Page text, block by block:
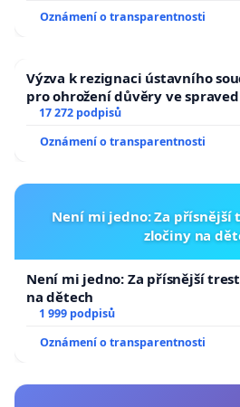
Oznámení o transparentnosti
Výzva k rezignaci ústavního
pro ohrožení důvěry ve
17 272 podpisů
Oznámení o transparentnosti
Není mi jedno: Za přísnější
zločiny na
Není mi jedno: Za přísnější
na dětech
1 999 podpisů
Oznámení o transparentnosti